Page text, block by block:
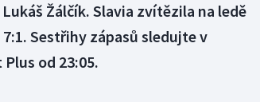
Žálčík. Slavia zvítězila na ledě
Sestřihy zápasů sledujte v
od 23:05.